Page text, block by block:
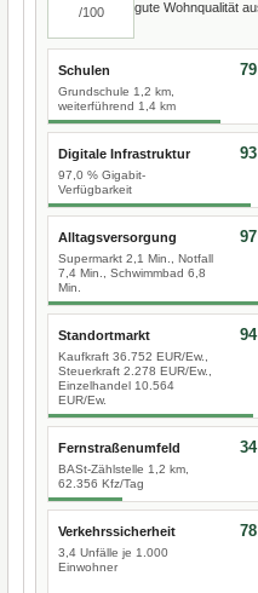
/100 gute Wohnqualität
Schulen
Grundschule 1,2 km,
weiterführend 1,4 km
79
Digitale Infrastruktur
97,0 % Gigabit-
Verfügbarkeit
93
Alltagsversorgung
Supermarkt 2,1 Min., Notfall
7,4 Min., Schwimmbad 6,8
Min.
97
Standortmarkt
Kaufkraft 36.752 EUR/Ew.,
Steuerkraft 2.278 EUR/Ew.,
Einzelhandel 10.564
EUR/Ew.
94
Fernstraßenumfeld
BASt-Zählstelle 1,2 km,
62.356 Kfz/Tag
34
Verkehrssicherheit
3,4 Unfälle je 1.000
Einwohner
78